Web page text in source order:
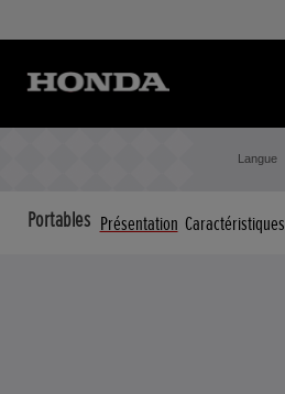
Langue
Portables Présentation Caractéristiques